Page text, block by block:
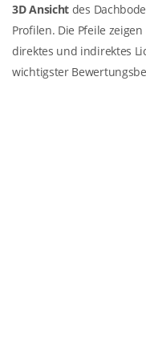
3D Ansicht des
Profilen. Die Pfeile
direktes und indirektes
wichtigster